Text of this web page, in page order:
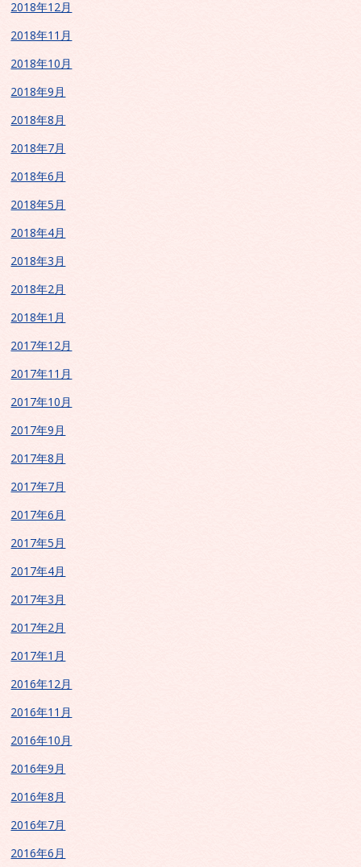
2018年12月
2018年11月
2018年10月
2018年9月
2018年8月
2018年7月
2018年6月
2018年5月
2018年4月
2018年3月
2018年2月
2018年1月
2017年12月
2017年11月
2017年10月
2017年9月
2017年8月
2017年7月
2017年6月
2017年5月
2017年4月
2017年3月
2017年2月
2017年1月
2016年12月
2016年11月
2016年10月
2016年9月
2016年8月
2016年7月
2016年6月